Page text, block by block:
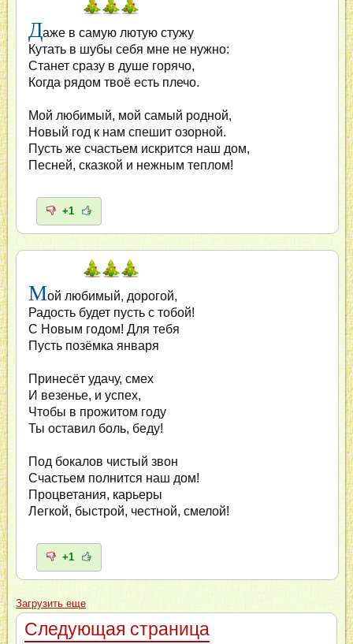
Даже в самую лютую стужу
Кутать в шубы себя мне не нужно:
Станет сразу в душе горячо,
Когда рядом твоё есть плечо.
Мой любимый, мой самый родной,
Новый год к нам спешит озорной.
Пусть же счастьем искрится наш дом,
Песней, сказкой и нежным теплом!
+1
Мой любимый, дорогой,
Радость будет пусть с тобой!
С Новым годом! Для тебя
Пусть позёмка января
Принесёт удачу, смех
И везенье, и успех,
Чтобы в прожитом году
Ты оставил боль, беду!
Под бокалов чистый звон
Счастьем полнится наш дом!
Процветания, карьеры
Легкой, быстрой, честной, смелой!
+1
Загрузить еще
Следующая страница